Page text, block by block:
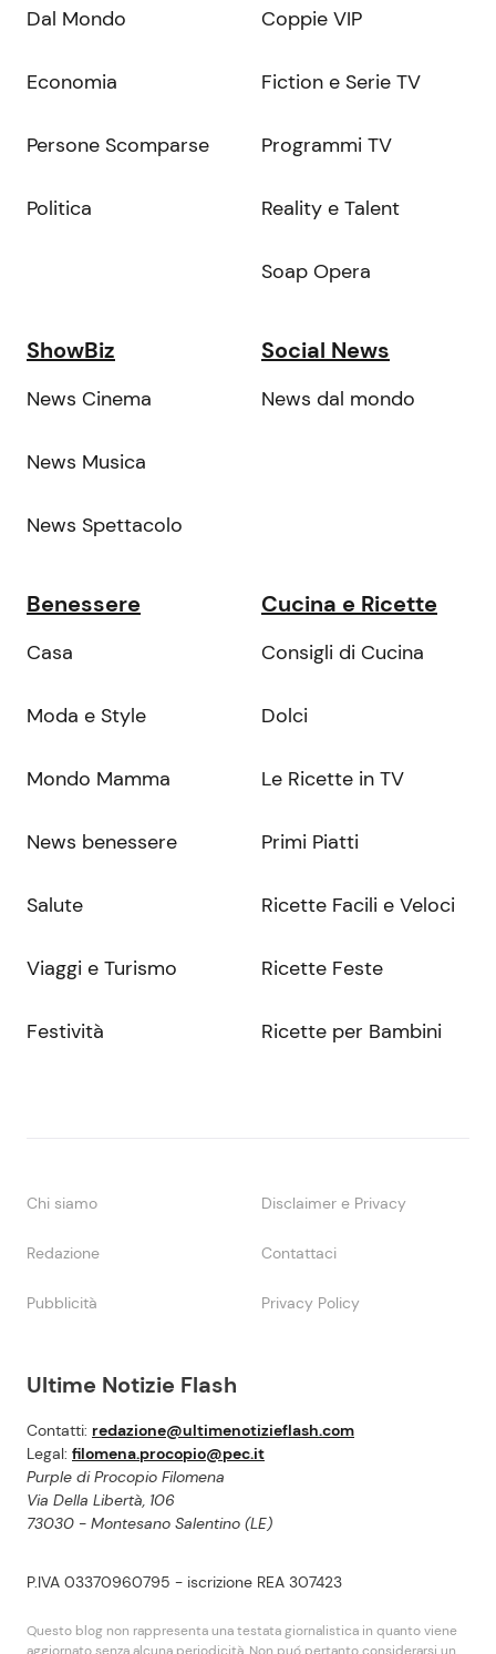
Ultime Notizie Flash
Contatti: redazione@ultimenotizieflash.com
Legal: filomena.procopio@pec.it
Purple di Procopio Filomena
Via Della Libertà, 106
73030 - Montesano Salentino (LE)
P.IVA 03370960795 - iscrizione REA 307423
Questo blog non rappresenta una testata giornalistica in quanto viene
Dal Mondo
Economia
Persone Scomparse
Politica
Coppie VIP
Fiction e Serie TV
Programmi TV
Reality e Talent
Soap Opera
ShowBiz
News Cinema
News Musica
News Spettacolo
Social News
News dal mondo
Benessere
Casa
Moda e Style
Mondo Mamma
News benessere
Salute
Viaggi e Turismo
Festività
Cucina e Ricette
Consigli di Cucina
Dolci
Le Ricette in TV
Primi Piatti
Ricette Facili e Veloci
Ricette Feste
Ricette per Bambini
Chi siamo Disclaimer e Privacy
Redazione Contattaci
Pubblicità Privacy Policy